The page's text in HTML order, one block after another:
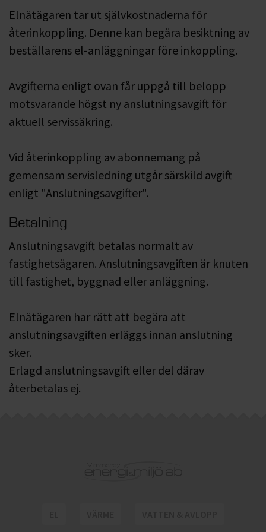
Elnätägaren tar ut självkostnaderna för
återinkoppling. Denne kan begära besiktning av
beställarens el-anläggningar före inkoppling.
Avgifterna enligt ovan får uppgå till belopp
motsvarande högst ny anslutningsavgift för
aktuell servissäkring.
Vid återinkoppling av abonnemang på
gemensam servisledning utgår särskild avgift
enligt "Anslutningsavgifter".
Betalning
Anslutningsavgift betalas normalt av
fastighetsägaren. Anslutningsavgiften är knuten
till fastighet, byggnad eller anläggning.
Elnätägaren har rätt att begära att
anslutningsavgiften erläggs innan anslutning
sker.
Erlagd anslutningsavgift eller del därav
återbetalas ej.